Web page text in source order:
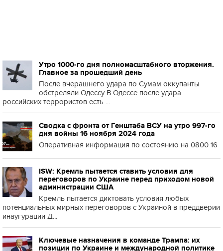
Утро 1000-го дня полномасштабного вторжения.
Главное за прошедший день
После вчерашнего удара по Сумам оккупанты
обстреляли Одессу В Одессе после удара
российских террористов есть ...
Сводка с фронта от Генштаба ВСУ на утро 997-го
дня войны 16 ноября 2024 года
Оперативная информация по состоянию на 0800 16
ISW: Кремль пытается ставить условия для
переговоров по Украине перед приходом новой
администрации США
Кремль пытается диктовать условия любых
потенциальных мирных переговоров с Украиной в преддверии
инаугурации Д...
Ключевые назначения в команде Трампа: их
позиции по Украине и международной политике